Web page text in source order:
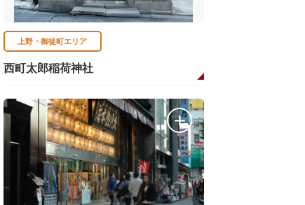
上野・御徒町エリア
西町太郎稲荷神社